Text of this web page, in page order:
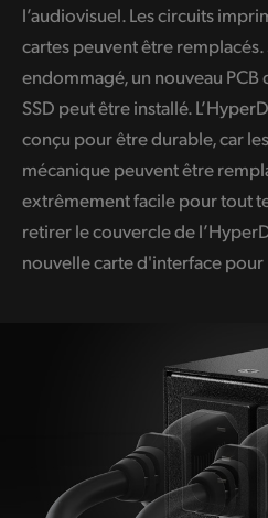
l’audiovisuel. Les circuits
cartes peuvent être
endommagé, un nouveau PCB
SSD peut être installé.
conçu pourêtre durable,car
mécanique peuvent être
extrêmement facile pour tout
retirer le couvercle de
nouvelle carte d'interface